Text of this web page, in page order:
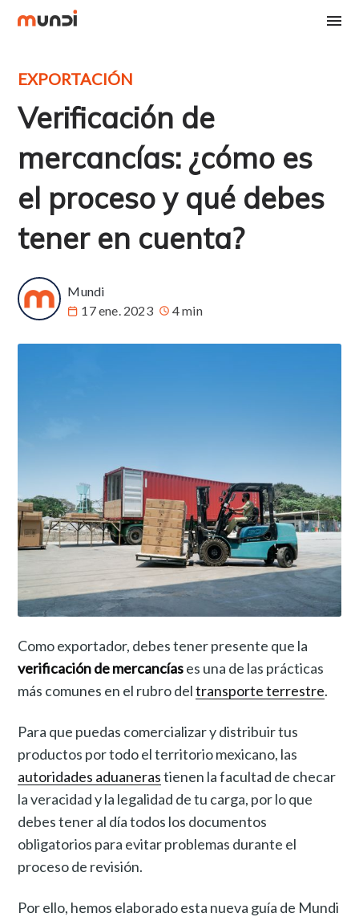
EXPORTACIÓN
Verificación de
mercancías: ¿cómo es
el proceso y qué debes
tener en cuenta?
Mundi
17 ene. 2023
4 min
Como exportador, debes tener presente que la
verificación de mercancíases una de las prácticas
más comunes en el rubro deltransporte terrestre.
Para que puedas comercializar y distribuir tus
productos por todo el territorio mexicano, las
autoridades aduanerastienen la facultad de checar
la veracidad y la legalidad de tu carga, por lo que
debes tener al día todos los documentos
obligatorios para evitar problemas durante el
proceso de revisión.
Por ello, hemos elaborado esta nueva guía de Mundi